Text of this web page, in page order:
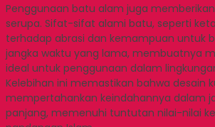
Penggunaan batu alam juga
serupa. Sifat-sifat alami batu, seperti
terhadap abrasi dan kemampuan untuk
jangka waktu yang lama, membuatnya
ideal untuk penggunaan dalam
Kelebihan ini memastikan bahwa desain
mempertahankan keindahannya dalam
panjang, memenuhi tuntutan nilai-nilai